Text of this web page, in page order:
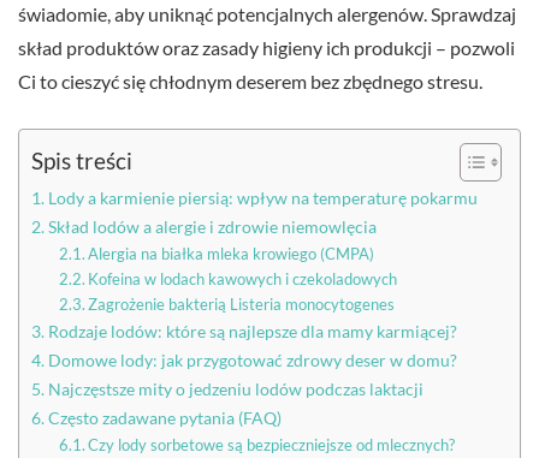
świadomie, aby uniknąć potencjalnych alergenów. Sprawdzaj
skład produktów oraz zasady higieny ich produkcji – pozwoli
Ci to cieszyć się chłodnym deserem bez zbędnego stresu.
Spis treści
Lody a karmienie piersią: wpływ na temperaturę pokarmu
Skład lodów a alergie i zdrowie niemowlęcia
Alergia na białka mleka krowiego (CMPA)
Kofeina w lodach kawowych i czekoladowych
Zagrożenie bakterią Listeria monocytogenes
Rodzaje lodów: które są najlepsze dla mamy karmiącej?
Domowe lody: jak przygotować zdrowy deser w domu?
Najczęstsze mity o jedzeniu lodów podczas laktacji
Często zadawane pytania (FAQ)
Czy lody sorbetowe są bezpieczniejsze od mlecznych?